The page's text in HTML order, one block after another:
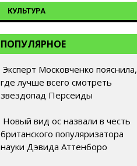
КУЛЬТУРА
ПОПУЛЯРНОЕ
Эксперт Московченко пояснила,
где лучше всего смотреть
звездопад Персеиды
Новый вид ос назвали в честь
британского популяризатора
науки Дэвида Аттенборо